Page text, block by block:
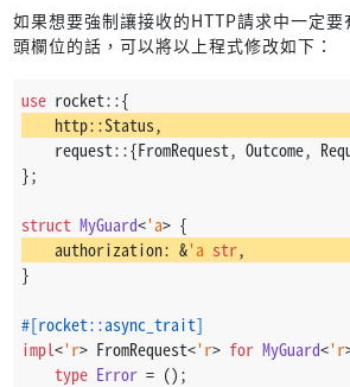
如果想要強制讓接收的HTTP請求中一定要
頭欄位的話，可以將以上程式修改如下：
use rocket::{
    http::Status,
request::{FromRequest, Outcome,
};
struct MyGuard<'a> {
    authorization: &
'a str,
}
#[rocket::async_trait]
impl<'r> FromRequest<'r> for MyGuard<'r
type Error = ();